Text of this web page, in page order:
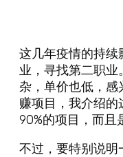
这几年疫情的持续
业，寻找第二职
杂，单价也低，感
赚项目，我介绍
90%的项目，而且
不过，要特别说明